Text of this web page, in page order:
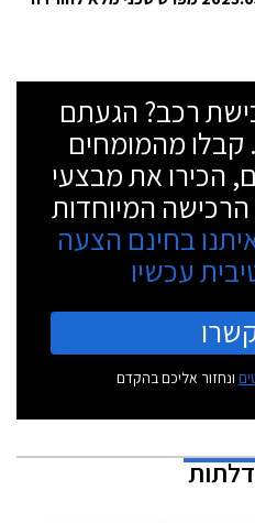
רכב? הגעתם
קבלו מהמומחים
הכירו את מבצעי
המיוחדות
בחינם הצעה
עכשיו
ונחזור אליכם בהקדם